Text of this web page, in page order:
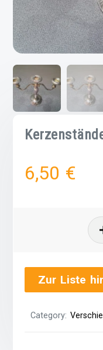
6,50 €
Zur Liste
Category: